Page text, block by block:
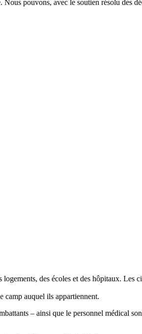
pouvons, avec le soutien résolu des
des écoles et des hôpitaux. Les
camp auquel ils appartiennent.
– ainsi que le personnel médical